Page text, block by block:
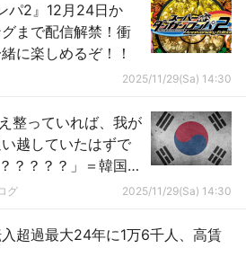
パ2』12月24日か
まで配信解禁！衝
に楽しめるぞ！！
2025/11/29(Sa) 14:30
整っていれば、我が
越していたはずで
？？？？」＝韓国の
グ 2025/11/29(Sa) 14:30
超過最大24年に1万6千人、高賃